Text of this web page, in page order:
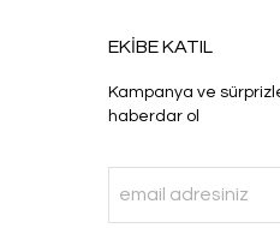
EKİBE KATIL
Kampanya ve
haberdar ol